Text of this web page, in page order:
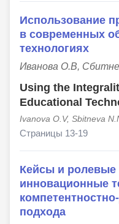
Использование
в современных
технологиях
Иванова О.В,
Using the
Educational
Ivanova O.V, Sbitneva
Страницы 13-19
Кейсы и ролевые
инновационные
подхода